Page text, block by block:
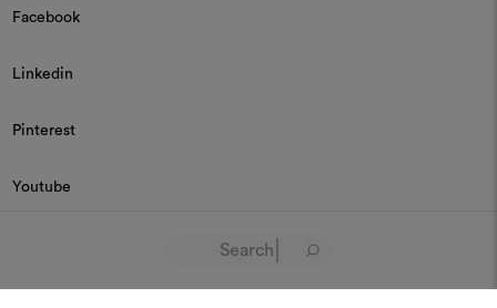
Facebook
Linkedin
Pinterest
Youtube
© 2026 Dedar P.IVA 03187590157